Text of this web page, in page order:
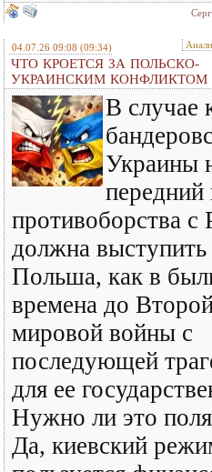
04.07.26 09:08 (09:34)
ЧТО КРОЕТСЯ ЗА ПОЛЬСКО-
УКРАИНСКИМ КОНФЛИКТОМ
В случае
Украины
передний
противоборства с
должна выступить
Польша, как в
времена до
мировой войны с
последующей
для ее
Нужно ли это
Да, киевский